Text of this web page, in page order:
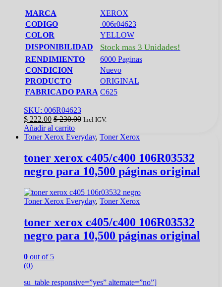
MARCA
XEROX
CODIGO
006r04623
COLOR
YELLOW
DISPONIBILIDAD
Stock mas 3 Unidades!
RENDIMIENTO
6000 Paginas
CONDICION
Nuevo
PRODUCTO
ORIGINAL
FABRICADO PARA C625
SKU: 006R04623
$ 222.00 $230.00 Incl IGV.
Añadir al carrito
Toner Xerox Everyday, Toner Xerox
toner xerox c405/c400 106R03532
negro para 10,500 páginas original
Toner Xerox Everyday, Toner Xerox
toner xerox c405/c400 106R03532
negro para 10,500 páginas original
0 out of 5
(0)
su_table responsive=”yes” alternate=”no”]